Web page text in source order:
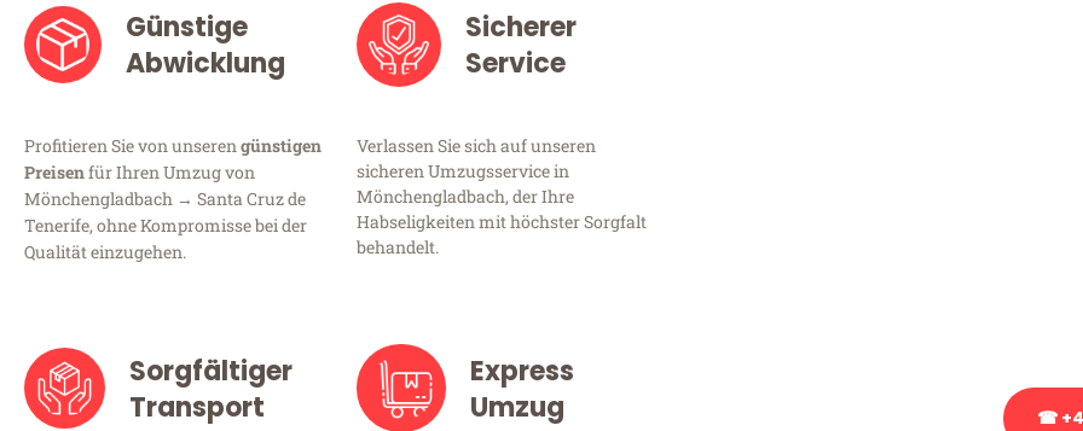
Günstige
Abwicklung
Profitieren Sie von unserengünstigen
Preisenfür Ihren Umzug von
Mönchengladbach → Santa Cruz de
Tenerife, ohne Kompromisse bei der
Qualität einzugehen.
Sicherer
Service
Verlassen Sie sich auf unseren
sicheren Umzugsservice in
Mönchengladbach, der Ihre
Habseligkeiten mit höchster Sorgfalt
behandelt.
Sorgfältiger
Transport
Express
Umzug
☎